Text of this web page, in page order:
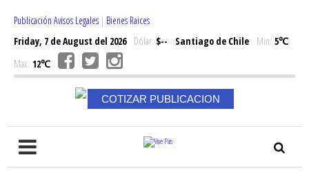
Publicación Avisos Legales | Bienes Raices
Friday, 7 de August del 2026Dólar: $-- Santiago de Chile Min: 5℃
Max: 12℃
COTIZAR PUBLICACION